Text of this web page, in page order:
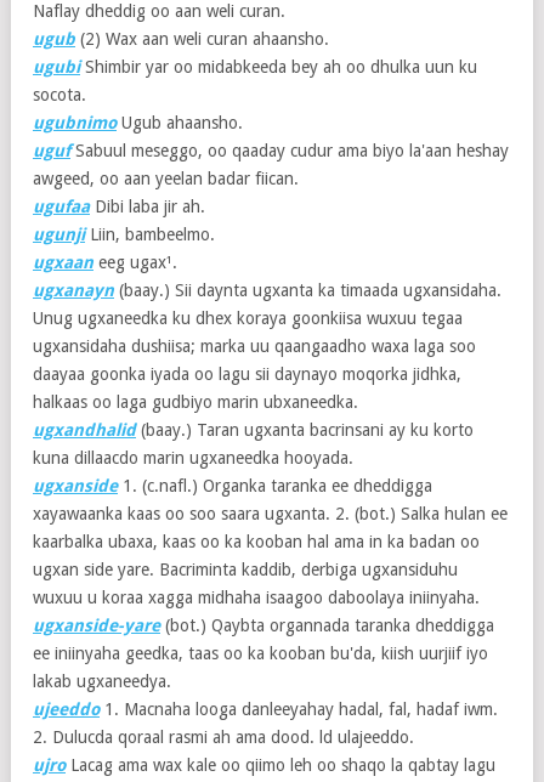
Naflay dheddig oo aan weli curan.
ugub (2) Wax aan weli curan ahaansho.
ugubiShimbir yar oo midabkeeda bey ah oo dhulka uun ku
socota.
ugubnimoUgub ahaansho.
ugufSabuul meseggo, oo qaaday cudur ama biyo la'aan heshay
awgeed, oo aan yeelan badar fiican.
ugufaaDibi laba jir ah.
ugunjiLiin, bambeelmo.
ugxaan eeg ugax¹.
ugxanayn (baay.) Sii daynta ugxanta ka timaada ugxansidaha.
Unug ugxaneedka ku dhex koraya goonkiisa wuxuu tegaa
ugxansidaha dushiisa; marka uu qaangaadho waxa laga soo
daayaa goonka iyada oo lagu sii daynayo moqorka jidhka,
halkaas oo laga gudbiyo marin ubxaneedka.
ugxandhalid(baay.) Taran ugxanta bacrinsani ay ku korto
kuna dillaacdo marin ugxaneedka hooyada.
ugxanside1. (c.nafl.) Organka taranka ee dheddigga
xayawaanka kaas oo soo saara ugxanta. 2. (bot.) Salka hulan ee
kaarbalka ubaxa, kaas oo ka kooban hal ama in ka badan oo
ugxan side yare. Bacriminta kaddib, derbiga ugxansiduhu
wuxuu u koraa xagga midhaha isaagoo daboolaya iniinyaha.
ugxanside-yare(bot.) Qaybta organnada taranka dheddigga
ee iniinyaha geedka, taas oo ka kooban bu'da, kiish uurjiif iyo
lakab ugxaneedya.
ujeeddo1. Macnaha looga danleeyahay hadal, fal, hadaf iwm.
2. Dulucda qoraal rasmi ah ama dood. ld ulajeeddo.
ujroLacag ama wax kale oo qiimo leh oo shaqo la qabtay lagu